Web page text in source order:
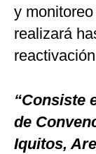
y
realizará
“Consiste
de
Iquitos,